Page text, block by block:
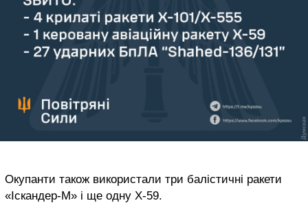
Окупанти також використали три балістичні ракети
«Іскандер-М» і ще одну Х-59.